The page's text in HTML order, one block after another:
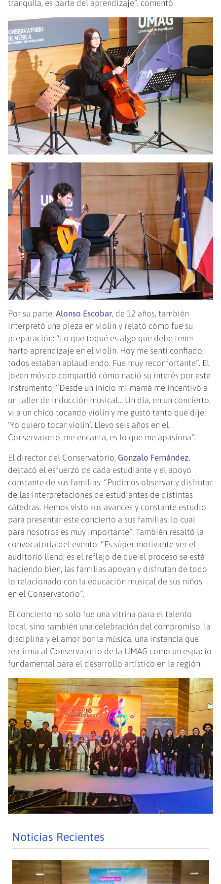
tranquila, es parte del aprendizaje”, comentó.
Por su parte,Alonso Escobar, de 12 años, también
interpretó una pieza en violín y relató cómo fue su
preparación: “Lo que toqué es algo que debe tener
harto aprendizaje en el violín. Hoy me sentí confiado,
todos estaban aplaudiendo. Fue muy reconfortante”. El
joven músico compartió cómo nació su interés por este
instrumento: “Desde un inicio mi mamá me incentivó a
un taller de inducción musical… Un día, en un concierto,
vi a un chico tocando violín y me gustó tanto que dije:
‘Yo quiero tocar violín’. Llevo seis años en el
Conservatorio, me encanta, es lo que me apasiona”.
El director del Conservatorio, Gonzalo Fernández,
destacó el esfuerzo de cada estudiante y el apoyo
constante de sus familias: “Pudimos observar y disfrutar
de las interpretaciones de estudiantes de distintas
cátedras. Hemos visto sus avances y constante estudio
para presentar este concierto a sus familias, lo cual
para nosotros es muy importante”. También resaltó la
convocatoria del evento: “Es súper motivante ver el
auditorio lleno; es el reflejo de que el proceso se está
haciendo bien, las familias apoyan y disfrutan de todo
lo relacionado con la educación musical de sus niños
en el Conservatorio”.
El concierto no solo fue una vitrina para el talento
local, sino también una celebración del compromiso, la
disciplina y el amor por la música, una instancia que
reafirma al Conservatorio de la UMAG como un espacio
fundamental para el desarrollo artístico en la región.
Noticias Recientes